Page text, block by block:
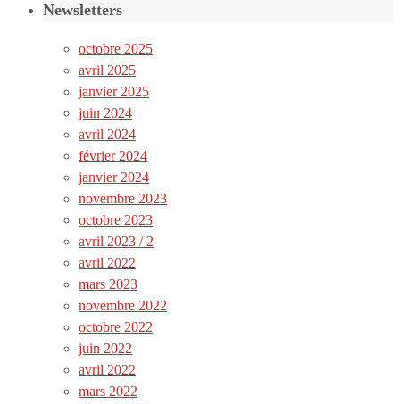
Newsletters
octobre 2025
avril 2025
janvier 2025
juin 2024
avril 2024
février 2024
janvier 2024
novembre 2023
octobre 2023
avril 2023 / 2
avril 2022
mars 2023
novembre 2022
octobre 2022
juin 2022
avril 2022
mars 2022